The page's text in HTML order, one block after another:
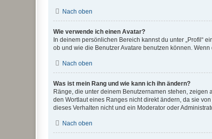
Nach oben
Wie verwende ich einen Avatar?
In deinem persönlichen Bereich kannst du unter „Profil“
ob und wie die Benutzer Avatare benutzen können.
Nach oben
Was ist mein Rang und wie kann ich ihn ändern?
Ränge, die unter deinem Benutzernamen stehen,
den Wortlaut eines Ranges nicht direkt ändern, da sie
dieses Verhalten nicht und ein Moderator oder
Nach oben